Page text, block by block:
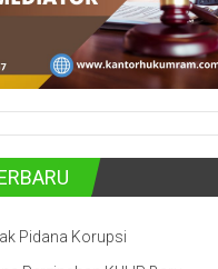
Pidana Korupsi